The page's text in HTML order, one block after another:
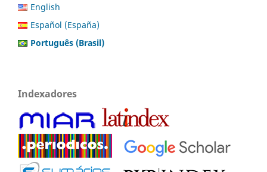
English
Español (España)
Português (Brasil)
Indexadores